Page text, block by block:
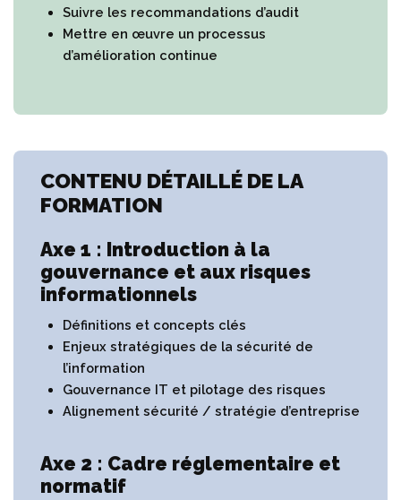
Suivre les recommandations d’audit
Mettre en œuvre un processus
d’amélioration continue
CONTENU DÉTAILLÉ DE LA
FORMATION
Axe 1 : Introduction à la
gouvernance et aux risques
informationnels
Définitions et concepts clés
Enjeux stratégiques de la sécurité de
l’information
Gouvernance IT et pilotage des risques
Alignement sécurité / stratégie d’entreprise
Axe 2 : Cadre réglementaire et
normatif